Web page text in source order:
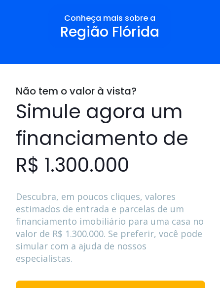
Conheça mais sobre a
Região Flórida
Não tem o valor à vista?
Simule agora um
financiamento de
R$ 1.300.000
Descubra, em poucos cliques, valores
estimados de entrada e parcelas de um
financiamento imobiliário para uma casa no
valor de R$ 1.300.000. Se preferir, você pode
simular com a ajuda de nossos
especialistas.